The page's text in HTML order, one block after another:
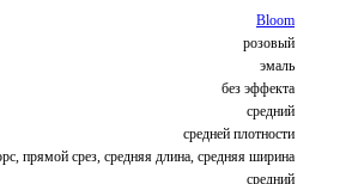
Bloom
розовый
эмаль
без эффекта
средний
средней плотности
прямой срез, средняя длина, средняя ширина
средний